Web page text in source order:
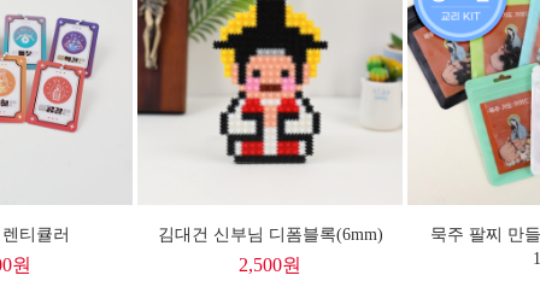
티큘러
원
김대건 신부님 디폼블록(6mm)
2,500원
묵주 팔찌 만